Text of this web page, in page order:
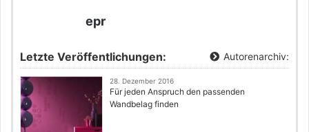
epr
Letzte Veröffentlichungen: Autorenarchiv:
28. Dezember 2016
Für jeden Anspruch den passenden
Wandbelag finden